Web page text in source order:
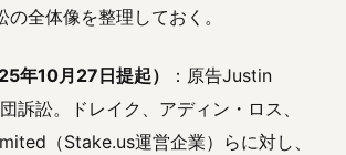
全体像を整理しておく。
年10月27日提起）
：原告Justin
訴訟。ドレイク、アディン・ロス、
（Stake.us運営企業）らに対し、